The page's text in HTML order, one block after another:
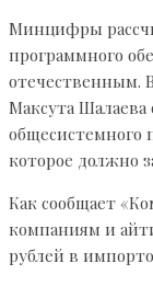
Минцифры
программного
отечественным.
Максута Шалаева
общесистемного
которое должно
Как сообщает
компаниям и
рублей в